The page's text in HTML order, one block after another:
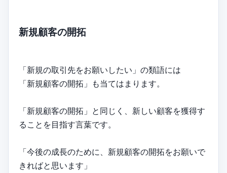
新規顧客の開拓
「新規の取引先をお願いしたい」の類語には
「新規顧客の開拓」も当てはまります。
「新規顧客の開拓」と同じく、新しい顧客を獲得す
ることを目指す言葉です。
「今後の成長のために、新規顧客の開拓をお願いで
きればと思います」